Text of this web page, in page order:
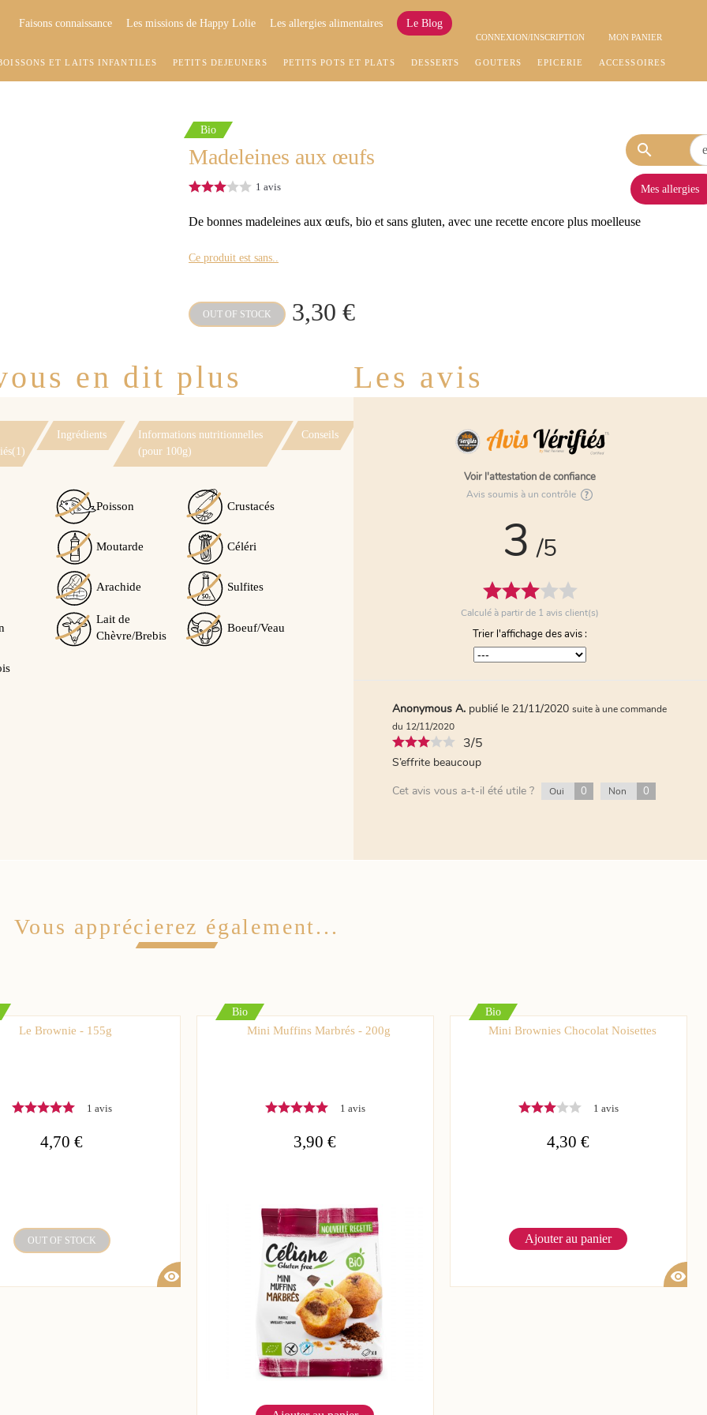
Faisons connaissance Les missions de Happy Lolie Les allergies alimentaires Le Blog
CONNEXION/INSCRIPTION MON PANIER
ET LAITS INFANTILES PETITS DÉJEUNERS PETITS POTS ET PLATS DESSERTS GOÛTERS EPICERIE ACCESSOIRES
Bio
Madeleines aux œufs
1 avis
De bonnes madeleines aux œufs, bio et sans gluten, avec une recette encore plus moelleuse
Ce produit est sans..
OUT OF STOCK 3,30 €
en dit plus
Ingrédients
Informations nutritionnelles
(pour 100g)
Conseils
Voir l'attestation de confiance
Avis soumis à un contrôle
3/5
Poisson Crustacés
Moutarde Céléri
Arachide Sulfites
Lait de
Chèvre/Brebis
Boeuf/Veau
Les avis
Voir l'attestation de confiance
Avis soumis à un contrôle
3 /5
Calculé à partir de 1 avis client(s)
Trier l'affichage des avis :
Anonymous A. publié le 21/11/2020 suite à une commande
du 12/11/2020
3/5
S’effrite beaucoup
Cet avis vous a-t-il été utile ?
Oui 0 Non 0
Vous apprécierez également...
Le Brownie - 155g
1 avis
4,70 €
OUT OF STOCK
visibility
Bio
Mini Muffins Marbrés - 200g
1 avis
3,90 €
Bio
Mini Brownies Chocolat Noisettes
1 avis
4,30 €
Ajouter au panier
visibility
Mes allergies
search